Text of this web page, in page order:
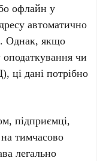
офлайн у
автоматично
Однак, якщо
чи
ці дані потрібно
підприємці,
тимчасово
легально